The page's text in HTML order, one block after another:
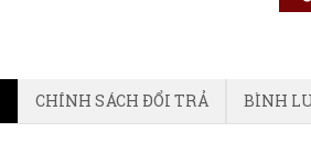
CHÍNH SÁCH ĐỔI TRẢ BÌNH